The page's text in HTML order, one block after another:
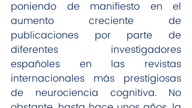
poniendo de manifiesto en el
aumento creciente de
publicaciones por parte de
diferentes investigadores
españoles en las revistas
internacionales más prestigiosas
de neurociencia cognitiva. No